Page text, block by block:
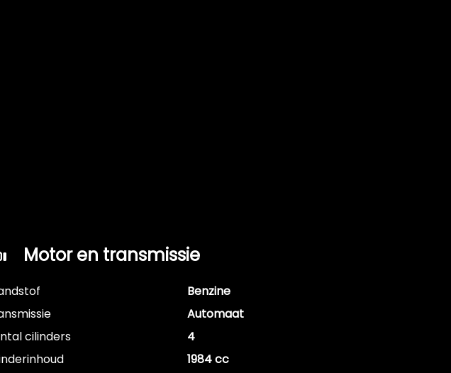
Motor en transmissie
Benzine
Automaat
cilinders
4
1984 cc